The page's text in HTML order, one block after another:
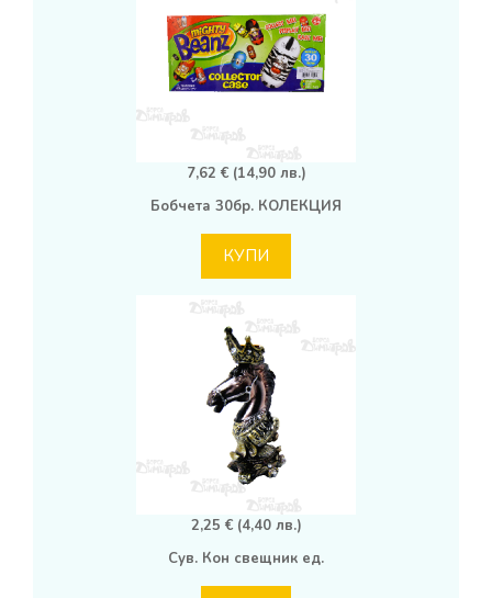
7,62 € (14,90 лв.)
Бобчета 30бр. КОЛЕКЦИЯ
КУПИ
2,25 € (4,40 лв.)
Сув. Кон свещник ед.